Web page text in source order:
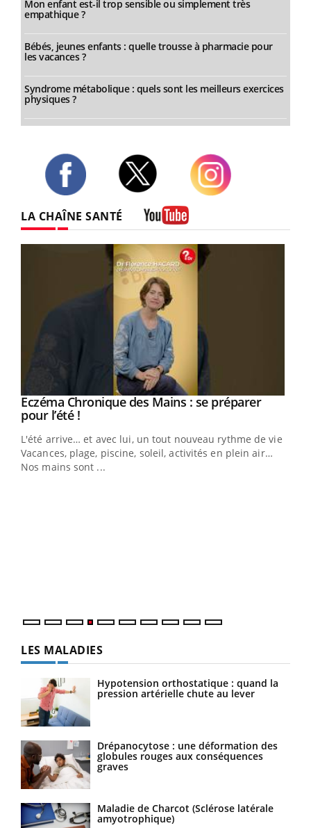
Mon enfant est-il trop sensible ou simplement très
empathique ?
Bébés, jeunes enfants : quelle trousse à pharmacie pour
les vacances ?
Syndrome métabolique : quels sont les meilleurs exercices
physiques ?
LA CHAÎNE SANTÉ
Youtube
Eczéma Chronique des Mains : se préparer
pour l’été !Youtube
L'été arrive… et avec lui, un tout nouveau rythme de vie !
Vacances, plage, piscine, soleil, activités en plein air…
Nos mains sont ...
LES MALADIES
Hypotension orthostatique : quand la
pression artérielle chute au lever
Drépanocytose : une déformation des
globules rouges aux conséquences
graves
Maladie de Charcot (Sclérose latérale
amyotrophique)